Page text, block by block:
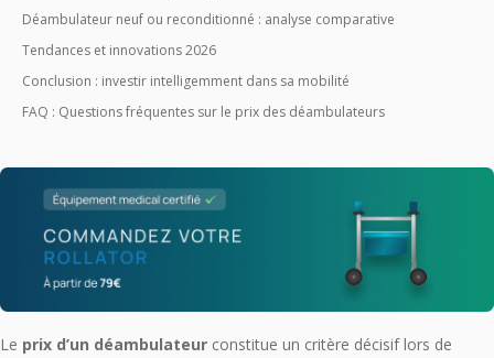
Déambulateur neuf ou reconditionné : analyse comparative
Tendances et innovations 2026
Conclusion : investir intelligemment dans sa mobilité
FAQ : Questions fréquentes sur le prix des déambulateurs
Le prix d’un déambulateur constitue un critère décisif lors de